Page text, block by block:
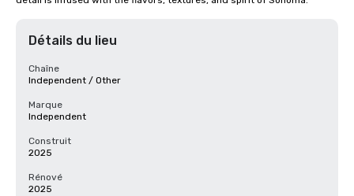
Détails du lieu
Chaîne
Independent / Other
Marque
Independent
Construit
2025
Rénové
2025